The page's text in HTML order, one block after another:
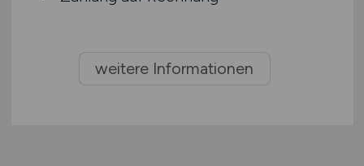
weitere Informationen